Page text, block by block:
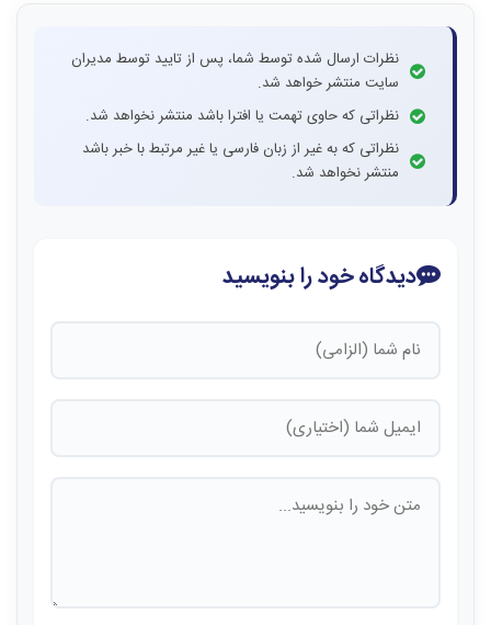
نظرات ارسال شده توسط شما، پس از تایید توسط مدیران
سایت منتشر خواهد شد.
نظراتی که حاوی تهمت یا افترا باشد منتشر نخواهد شد.
نظراتی که به غیر از زبان فارسی یا غیر مرتبط با خبر باشد
منتشر نخواهد شد.
دیدگاه خود را بنویسید